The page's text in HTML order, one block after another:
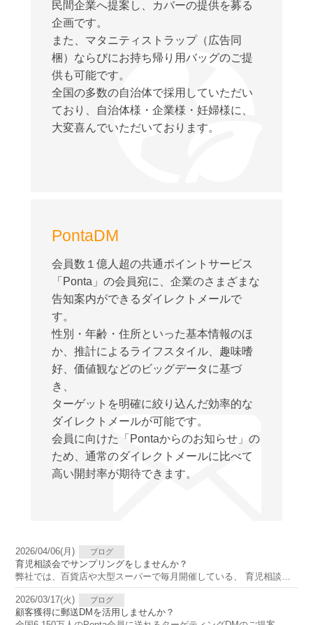
民間企業へ提案し、カバーの提供を募る
企画です。
また、マタニティストラップ（広告同
梱）ならびにお持ち帰り用バッグのご提
供も可能です。
全国の多数の自治体で採用していただい
ており、自治体様・企業様・妊婦様に、
大変喜んでいただいております。
PontaDM
会員数１億人超の共通ポイントサービス
「Ponta」の会員宛に、企業のさまざまな
告知案内ができるダイレクトメールで
す。
性別・年齢・住所といった基本情報のほ
か、推計によるライフスタイル、趣味嗜
好、価値観などのビッグデータに基づ
き、
ターゲットを明確に絞り込んだ効率的な
ダイレクトメールが可能です。
会員に向けた「Pontaからのお知らせ」の
ため、通常のダイレクトメールに比べて
高い開封率が期待できます。
2026/04/06(月) ブログ
育児相談会でサンプリングをしませんか？
2026/03/17(火) ブログ
顧客獲得に郵送DMを活用しませんか？